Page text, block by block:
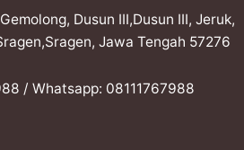
Dusun III,Dusun III, Jeruk,
Jawa Tengah 57276
/ Whatsapp: ​08111767988